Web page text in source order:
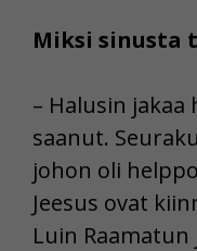
Miksi sinusta
– Halusin jakaa
saanut.
johon oli
Jeesus ovat
Luin Raamatun